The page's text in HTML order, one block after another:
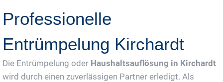
Professionelle
Entrümpelung Kirchardt
Die Entrümpelung oder Haushaltsauflösung in Kirchardt
wird durch einen zuverlässigen Partner erledigt. Als